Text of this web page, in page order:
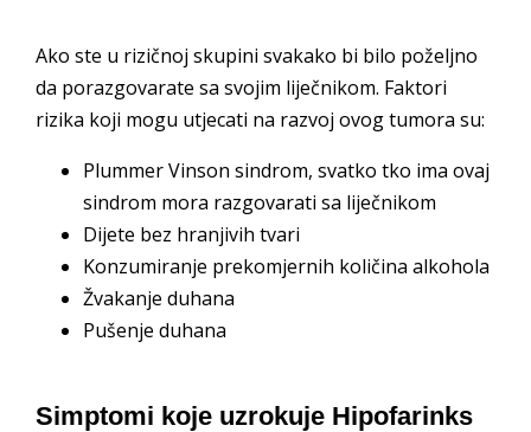
Ako ste u rizičnoj skupini svakako bi bilo poželjno
da porazgovarate sa svojim liječnikom. Faktori
rizika koji mogu utjecati na razvoj ovog tumora su:
Plummer Vinson sindrom, svatko tko ima ovaj
sindrom mora razgovarati sa liječnikom
Dijete bez hranjivih tvari
Konzumiranje prekomjernih količina alkohola
Žvakanje duhana
Pušenje duhana
Simptomi koje uzrokuje Hipofarinks